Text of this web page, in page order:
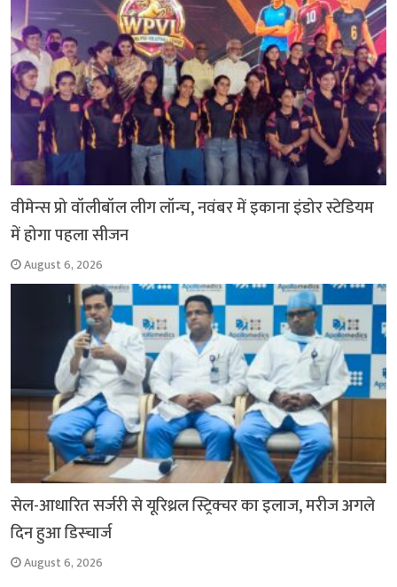
वीमेन्स प्रो वॉलीबॉल लीग लॉन्च, नवंबर में इकाना इंडोर स्टेडियम
में होगा पहला सीजन
August 6, 2026
सेल-आधारित सर्जरी से यूरिथ्रल स्ट्रिक्चर का इलाज, मरीज अगले
दिन हुआ डिस्चार्ज
August 6, 2026